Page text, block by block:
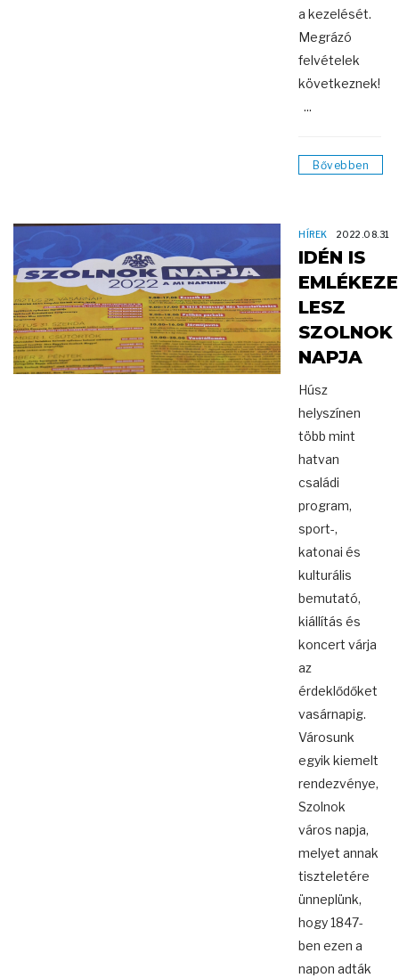
a kezelését.
Megrázó
felvételek
következnek!
...
Bővebben
HÍREK 2022.08.31
IDÉN IS
LESZ
SZOLNOK
NAPJA
Húsz
helyszínen
több mint
hatvan
családi
program,
sport-,
katonai és
kulturális
bemutató,
kiállítás és
koncert várja
az
érdeklődőket
vasárnapig.
Városunk
egyik kiemelt
rendezvénye,
Szolnok
város napja,
melyet annak
tiszteletére
ünneplünk,
hogy 1847-
ben ezen a
napon adták